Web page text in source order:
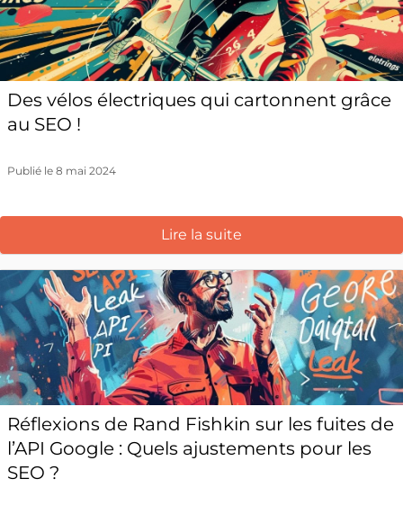
Des vélos électriques qui cartonnent grâce
au SEO !
Publié le 8 mai 2024
Lire la suite
Réflexions de Rand Fishkin sur les fuites de
l’API Google : Quels ajustements pour les
SEO ?